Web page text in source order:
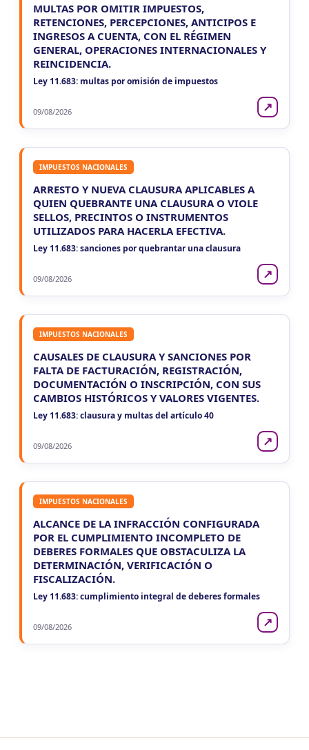
MULTAS POR OMITIR IMPUESTOS,
RETENCIONES, PERCEPCIONES, ANTICIPOS E
INGRESOS A CUENTA, CON EL RÉGIMEN
GENERAL, OPERACIONES INTERNACIONALES Y
REINCIDENCIA.
Ley 11.683: multas por omisión de impuestos
09/08/2026 ↗
IMPUESTOS NACIONALES
ARRESTO Y NUEVA CLAUSURA APLICABLES A
QUIEN QUEBRANTE UNA CLAUSURA O VIOLE
SELLOS, PRECINTOS O INSTRUMENTOS
UTILIZADOS PARA HACERLA EFECTIVA.
Ley 11.683: sanciones por quebrantar una clausura
09/08/2026 ↗
IMPUESTOS NACIONALES
CAUSALES DE CLAUSURA Y SANCIONES POR
FALTA DE FACTURACIÓN, REGISTRACIÓN,
DOCUMENTACIÓN O INSCRIPCIÓN, CON SUS
CAMBIOS HISTÓRICOS Y VALORES VIGENTES.
Ley 11.683: clausura y multas del artículo 40
09/08/2026 ↗
IMPUESTOS NACIONALES
ALCANCE DE LA INFRACCIÓN CONFIGURADA
POR EL CUMPLIMIENTO INCOMPLETO DE
DEBERES FORMALES QUE OBSTACULIZA LA
DETERMINACIÓN, VERIFICACIÓN O
FISCALIZACIÓN.
Ley 11.683: cumplimiento integral de deberes formales
09/08/2026 ↗